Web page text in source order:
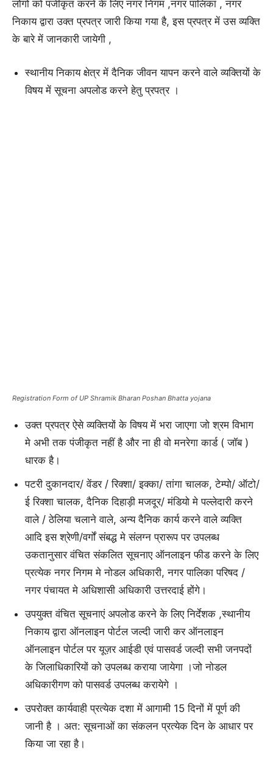
लोगो को पंजीकृत करने के लिए नगर निगम ,नगर पालिका , नगर
निकाय द्वारा उक्त प्रपत्र जारी किया गया है, इस प्रपत्र में उस व्यक्ति
के बारे में जानकारी जायेगी ,
स्थानीय निकाय क्षेत्र में दैनिक जीवन यापन करने वाले व्यक्तियों के
विषय में सूचना अपलोड करने हेतु प्रपत्र ।
Registration Form of UP Shramik Bharan Poshan Bhatta yojana
उक्त प्रपत्र ऐसे व्यक्तियों के विषय में भरा जाएगा जो श्रम विभाग
मे अभी तक पंजीकृत नहीं है और ना ही वो मनरेगा कार्ड ( जॉब )
धारक है।
पटरी दुकानदार/ वेंडर / रिक्शा/ इक्का/ तांगा चालक, टेम्पो/ ऑटो/
ई रिक्शा चालक, दैनिक दिहाड़ी मजदूर/ मंडियो मे पल्लेदारी करने
वाले / ठेलिया चलाने वाले, अन्य दैनिक कार्य करने वाले व्यक्ति
आदि इस श्रेणी/वर्गों संबद्ध मे संलग्न प्रारूप पर उपलब्ध
उकतानुसार वंचित संकलित सूचनाए ऑनलाइन फीड करने के लिए
प्रत्येक नगर निगम मे नोडल अधिकारी, नगर पालिका परिषद /
नगर पंचायत मे अधिशासी अधिकारी उत्तरदाई होंगे।
उपयुक्त वंचित सूचनाएं अपलोड करने के लिए निर्देशक ,स्थानीय
निकाय द्वारा ऑनलाइन पोर्टल जल्दी जारी कर ऑनलाइन
ऑनलाइन पोर्टल पर यूज़र आईडी एवं पासवर्ड जल्दी सभी जनपदों
के जिलाधिकारियों को उपलब्ध कराया जायेगा ।जो नोडल
अधिकारीगण को पासवर्ड उपलब्ध करायेगे ।
उपरोक्त कार्यवाही प्रत्येक दशा में आगामी 15 दिनों में पूर्ण की
जानी है । अत: सूचनाओं का संकलन प्रत्येक दिन के आधार पर
किया जा रहा है।